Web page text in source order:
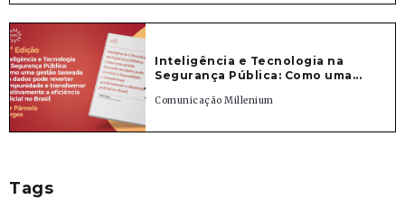
Inteligência e Tecnologia na
Segurança Pública: Como uma...
Comunicação Millenium
Tags